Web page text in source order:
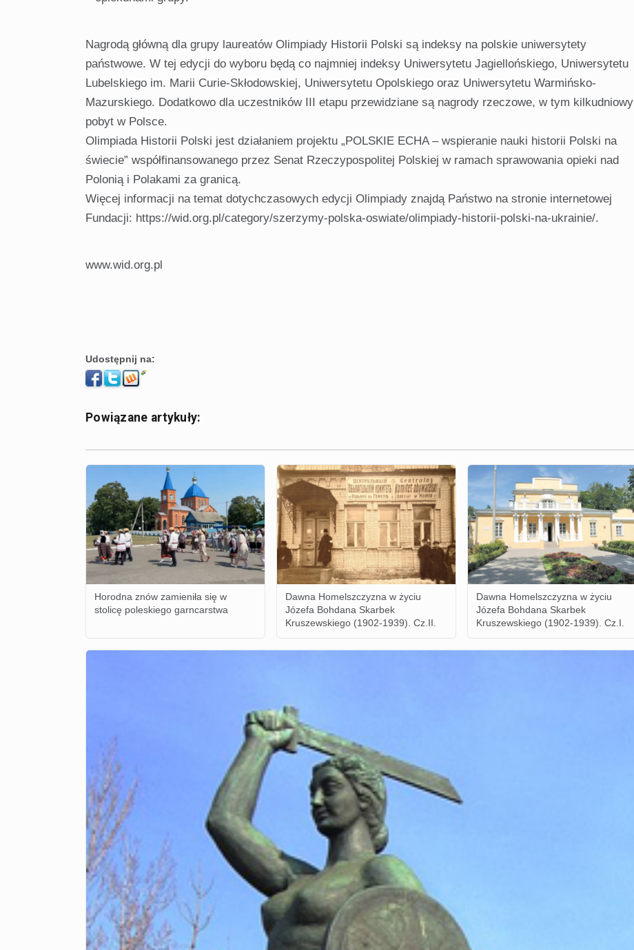
Nagrodą główną dla grupy laureatów Olimpiady Historii Polski są indeksy na polskie uniwersytety
państwowe. W tej edycji do wyboru będą co najmniej indeksy Uniwersytetu Jagiellońskiego, Uniwersytetu
Lubelskiego im. Marii Curie-Skłodowskiej, Uniwersytetu Opolskiego oraz Uniwersytetu Warmińsko-
Mazurskiego. Dodatkowo dla uczestników III etapu przewidziane są nagrody rzeczowe, w tym kilkudniowy
pobyt w Polsce.
Olimpiada Historii Polski jest działaniem projektu „POLSKIE ECHA – wspieranie nauki historii Polski na
świecie” współfinansowanego przez Senat Rzeczypospolitej Polskiej w ramach sprawowania opieki nad
Polonią i Polakami za granicą.
Więcej informacji na temat dotychczasowych edycji Olimpiady znajdą Państwo na stronie internetowej
Fundacji: https://wid.org.pl/category/szerzymy-polska-oswiate/olimpiady-historii-polski-na-ukrainie/.
www.wid.org.pl
Udostępnij na:
Powiązane artykuły:
Horodna znów zamieniła się w
stolicę poleskiego garncarstwa
Dawna Homelszczyzna w życiu
Józefa Bohdana Skarbek
Kruszewskiego (1902-1939). Cz.II.
Dawna Homelszczyzna w życiu
Józefa Bohdana Skarbek
Kruszewskiego (1902-1939). Cz.I.